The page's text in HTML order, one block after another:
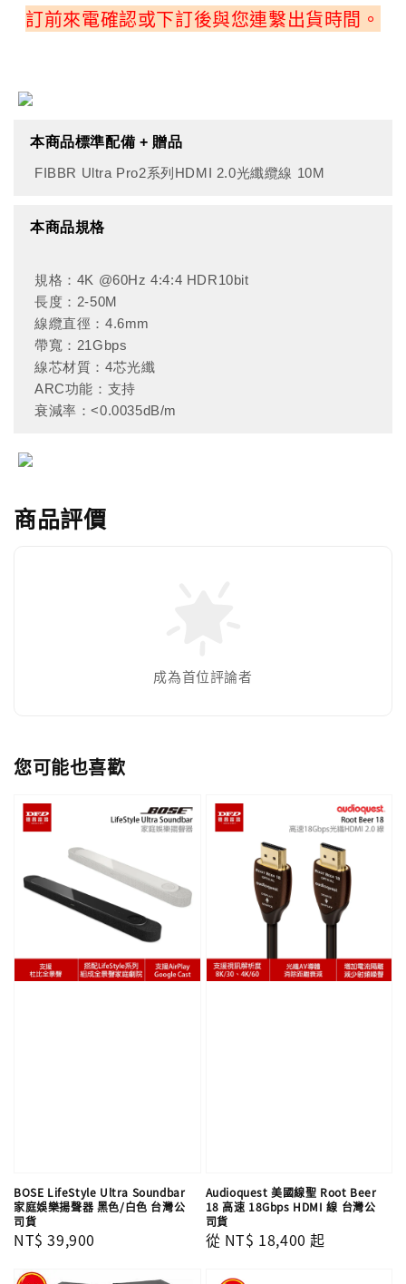
訂前來電確認或下訂後與您連繫出貨時間。
本商品標準配備 + 贈品
FIBBR Ultra Pro2系列HDMI 2.0光纖纜線 10M
本商品規格
規格：4K @60Hz 4:4:4 HDR10bit
長度：2-50M
線纜直徑：4.6mm
帶寬：21Gbps
線芯材質：4芯光纖
ARC功能：支持
衰減率：<0.0035dB/m
商品評價
成為首位評論者
您可能也喜歡
BOSE LifeStyle Ultra Soundbar
家庭娛樂揚聲器 黑色/白色 台灣公
司貨
Regular
NT$ 39,900
Audioquest 美國線聖 Root Beer
18 高速 18Gbps HDMI 線 台灣公
司貨
Regular
從 NT$ 18,400 起